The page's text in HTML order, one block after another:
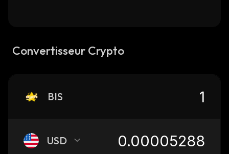
Convertisseur Crypto
BIS
USD